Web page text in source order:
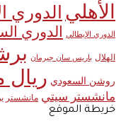
الأهلي الدوري
الدوري الإيطالي الدوري
الهلال باريس سان جيرمان
روشن السعودي ريال
مانشستر سيتي مانشستر
خريطة الموقع